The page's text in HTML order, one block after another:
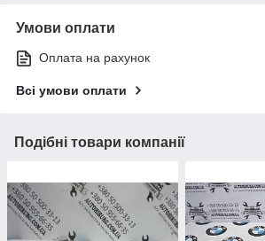
Умови оплати
Оплата на рахунок
Всі умови оплати
Подібні товари компанії